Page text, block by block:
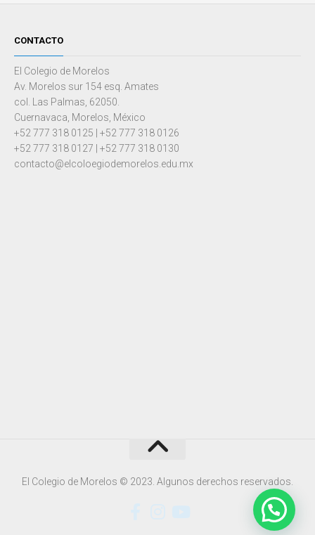
CONTACTO
El Colegio de Morelos
Av. Morelos sur 154 esq. Amates
col. Las Palmas, 62050.
Cuernavaca, Morelos, México
+52 777 318 0125 | +52 777 318 0126
+52 777 318 0127 | +52 777 318 0130
contacto@elcoloegiodemorelos.edu.mx
El Colegio de Morelos © 2023. Algunos derechos reservados.